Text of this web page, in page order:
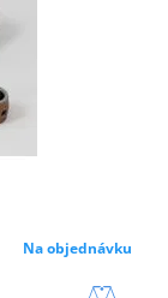
Na objednávku